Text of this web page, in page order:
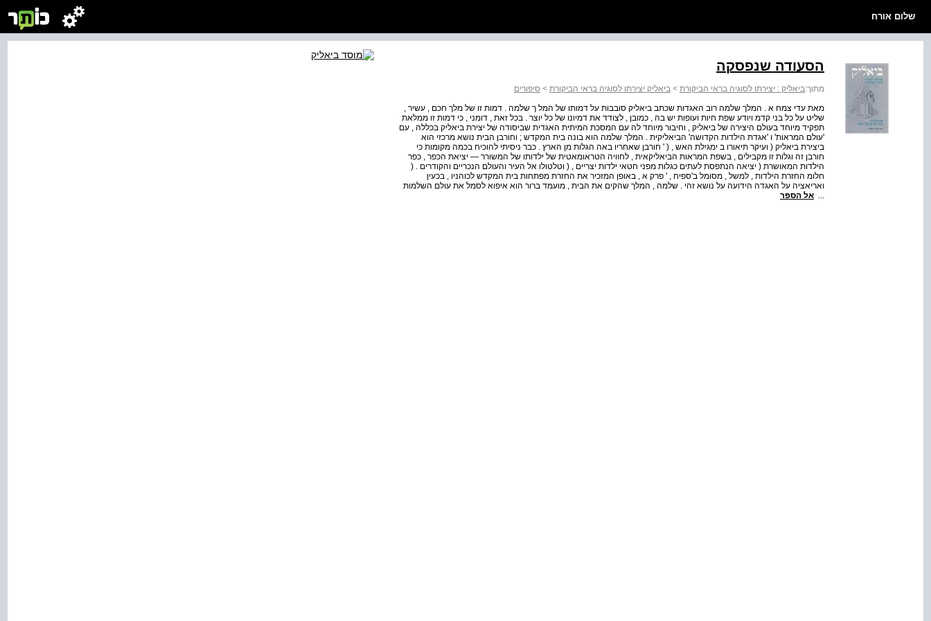
שלום אורח
הסעודה שנפסקה
מתוך:ביאליק : יצירתו לסוגיה בראי הביקורת > ביאליק יצירתו לסוגיה בראי הביקורת > סיפורים
מאת עדי צמח א . המלך שלמה רוב האגדות שכתב ביאליק סובבות על דמותו של המל ך שלמה . דמות זו של מלך חכם , עשיר ,
שליט על כל בני קדמ ויודע שפת חיות ועופות יש בה , כמובן , לצודד את דמיונו של כל יוצר . בכל זאת , דומני , כי דמות זו ממלאת
תפקיד מיוחד בעולם היצירה של ביאליק , וחיבור מיוחד לה עם המסכת המיתית האגדית שביסודה של יצירת ביאליק בכללה , עם
'עולם המראות' ו 'אגדת הילדות הקדושה' הביאליקית . המלך שלמה הוא בונה בית המקדש ; וחורבן הבית נושא מרכזי הוא
ביצירת ביאליק ( ועיקר תיאורו ב ימגילת האש , ( ' חורבן שאחריו באה הגלות מן הארץ . כבר ניסיתי להוכיח בכמה מקומות כי
חורבן זה וגלות זו מקבילים , בשפת המראות הביאליקאית , לחוויה הטראומאטית של ילדותו של המשורר — יציאת הכפר , כפר
הילדות המאושרת ( יציאה הנתפסת לעתים כגלות מפני חטאי ילדות יצריים , ( וטלטולו אל העיר והעולם הנכריים והקודרים . (
חלומ החזרת הילדות , למשל , מסומל ב'ספיח , ' פרק א , באופן המזכיר את החזרת מפתחות בית המקדש לכוהניו , בכעין
ואריאציה על האגדה הידועה על נושא זהי . שלמה , המלך שהקים את הבית , מועמד ברור הוא איפוא לסמל את עולם השלמות
אל הספר